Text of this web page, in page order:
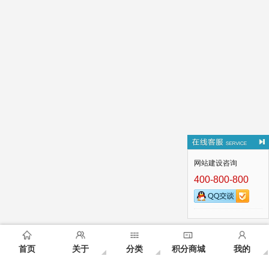
首页 关于 分类 积分商城 我的
网站建设咨询
400-800-800